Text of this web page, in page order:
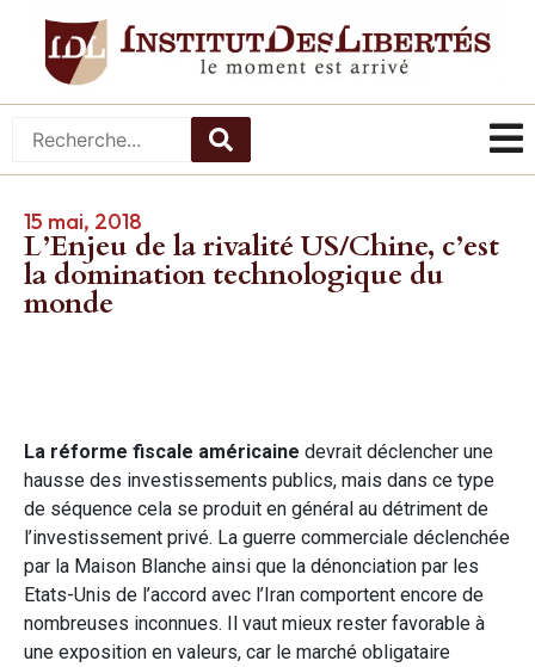
15 mai, 2018
L’Enjeu de la rivalité US/Chine, c’est
la domination technologique du
monde
La réforme fiscale américaine devrait déclencher une
hausse des investissements publics, mais dans ce type
de séquence cela se produit en général au détriment de
l’investissement privé. La guerre commerciale déclenchée
par la Maison Blanche ainsi que la dénonciation par les
Etats-Unis de l’accord avec l’Iran comportent encore de
nombreuses inconnues. Il vaut mieux rester favorable à
une exposition en valeurs, car le marché obligataire